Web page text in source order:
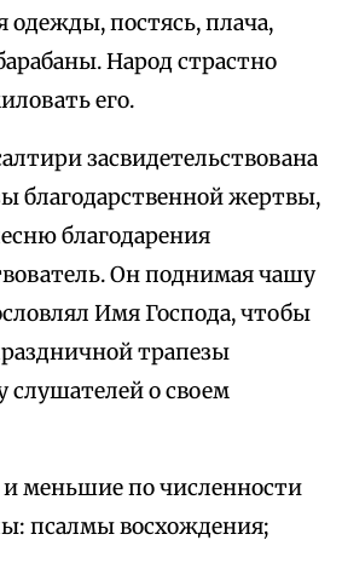
одежды, постясь, плача,
Народ страстно
его.
засвидетельствована
благодарственной жертвы,
благодарения
Он поднимая чашу
Имя Господа, чтобы
трапезы
слушателей о своем
и меньшие по численности
псалмы восхождения;